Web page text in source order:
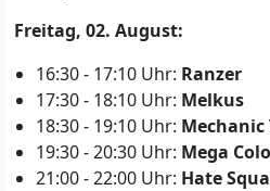
Freitag, 02. August:
16:30 - 17:10 Uhr: Ranzer
17:30 - 18:10 Uhr: Melkus
18:30 - 19:10 Uhr:
19:30 - 20:30 Uhr: Mega
21:00 - 22:00 Uhr: Hate